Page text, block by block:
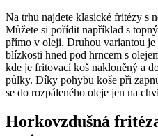
Na trhu najdete klasické fritézy s
Můžete si pořídit například s
přímo v oleji. Druhou variantou je
blízkosti hned pod hrncem s
kde je fritovací koš nakloněný a
půlky. Díky pohybu koše při
se do rozpáleného oleje jen na
Horkovzdušná